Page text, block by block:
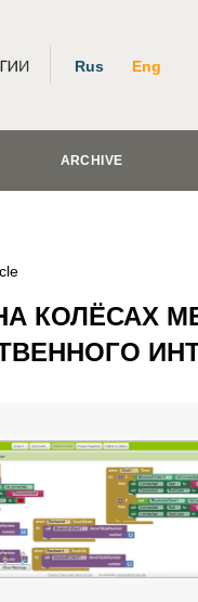
Rus Eng
ARCHIVE
КОЛЁСАХ